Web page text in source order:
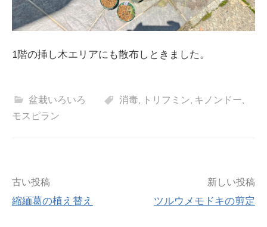
1階の挿し木エリアにも散布しときました。
盆栽いろいろ 消毒, トリフミン, キノンドー,
モスピラン
投
稿
古い投稿
縮緬葛の植え替え
新しい投稿
ツルウメモドキの剪定